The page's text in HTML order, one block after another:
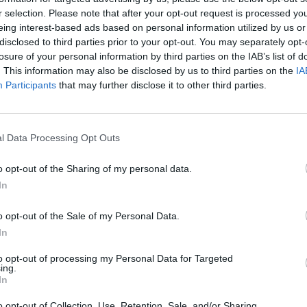
selection. Please note that after your opt-out request is processed
interest-based ads based on personal information utilized by us
to third parties prior to your opt-out. You may separately
of your personal information by third parties on the IAB’s list of
This information may also be disclosed by us to third parties on the
Participants that may further disclose it to other third parties.
Data Processing Opt Outs
opt-out of the Sharing of my personal data.
opt-out of the Sale of my Personal Data.
opt-out of processing my Personal Data for Targeted
Europos Sąjunga (ES) tik Lrytas.TV
Visi įrašai
V. P. Andriukaičio ir R. Stankevičiaus
mln.
Baltijos šalyse